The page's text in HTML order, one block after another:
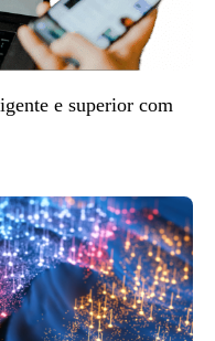
e superior com